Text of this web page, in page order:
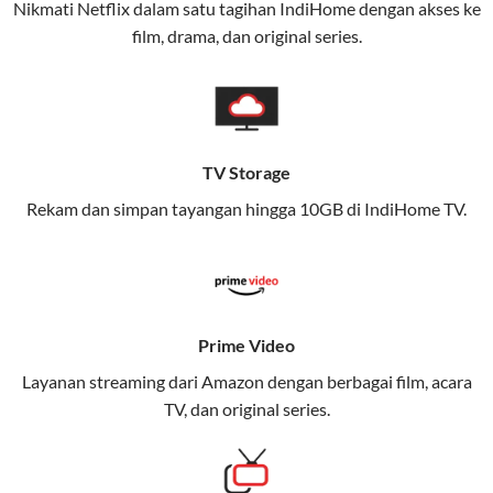
Layanan ini dirancang untuk memberikan
memungkinkan Anda menikmati internet cepat baik
di rumah maupun saat bepergian.
Dengan Telkomsel One, Anda tidak terikat pada satu
teknologi jaringan tertentu, sehingga bisa menikmati
Keunggulan Telkomsel One
Nikmati kecepatan internet super cepat untuk
streaming, gaming, dan bekerja dari rumah.
Memudahkan Anda dalam mengelola jaringan dan
Nikmati Netflix dalam satu tagihan IndiHome dengan akses ke
film, drama, dan original series.
TV Storage
Rekam dan simpan tayangan hingga 10GB di IndiHome TV.
Prime Video
Layanan streaming dari Amazon dengan berbagai film, acara
TV, dan original series.